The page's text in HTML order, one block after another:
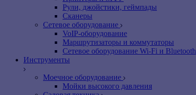
Рули, джойстики, геймпады
Сканеры
Сетевое оборудование
VoIP-оборудование
Маршрутизаторы и коммутаторы
Сетевое оборудование Wi-Fi и Bluetooth
Инструменты
Моечное оборудование
Мойки высокого давления